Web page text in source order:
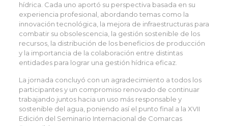
hídrica. Cada uno aportó su perspectiva basada en su
experiencia profesional, abordando temas como la
innovación tecnológica, la mejora de infraestructuras para
combatir su obsolescencia, la gestión sostenible de los
recursos, la distribución de los beneficios de producción
y la importancia de la colaboración entre distintas
entidades para lograr una gestión hídrica eficaz.
La jornada concluyó con un agradecimiento a todos los
participantes y un compromiso renovado de continuar
trabajando juntos hacia un uso más responsable y
sostenible del agua, poniendo así el punto final a la XVII
Edición del Seminario Internacional de Comarcas